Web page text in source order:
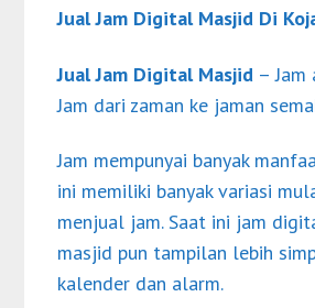
Jual Jam Digital Masjid Di
Jual Jam Digital Masjid –
Jam dari zaman ke jaman
Jam mempunyai banyak
ini memiliki banyak variasi
menjual jam. Saat ini jam
masjid pun tampilan lebih
kalender dan alarm.